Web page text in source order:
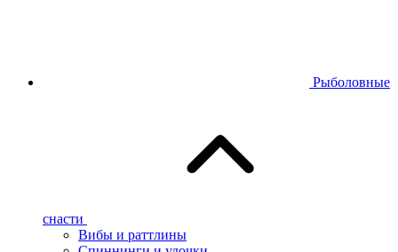
Рыболовные
снасти
Вибы и раттлины